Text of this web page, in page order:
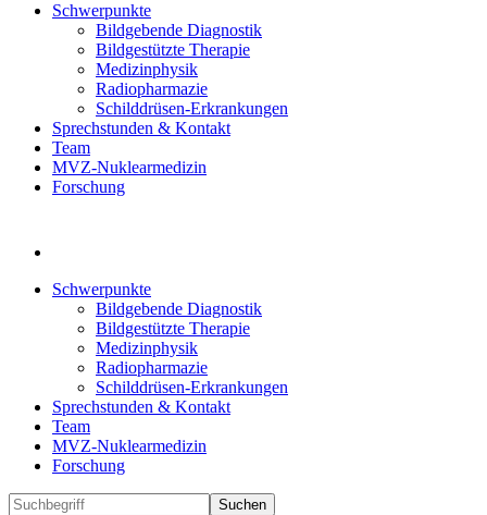
Schwerpunkte
Bildgebende Diagnostik
Bildgestützte Therapie
Medizinphysik
Radiopharmazie
Schilddrüsen-Erkrankungen
Sprechstunden & Kontakt
Team
MVZ-Nuklearmedizin
Forschung
Schwerpunkte
Bildgebende Diagnostik
Bildgestützte Therapie
Medizinphysik
Radiopharmazie
Schilddrüsen-Erkrankungen
Sprechstunden & Kontakt
Team
MVZ-Nuklearmedizin
Forschung
Suchen